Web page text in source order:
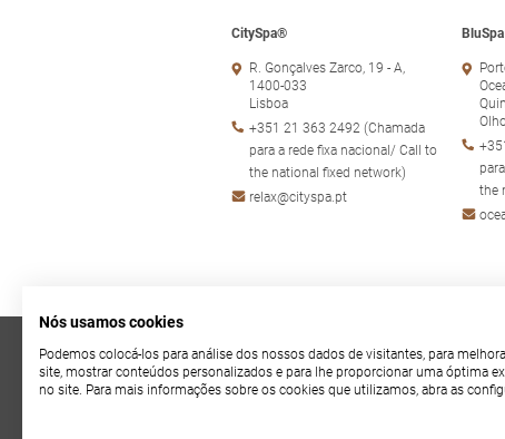
CitySpa®
R. Gonçalves Zarco, 19 - A,
1400-033
Lisboa
+351 21 363 2492 (Chamada
para a rede fixa nacional/ Call to
the national fixed network)
relax@cityspa.pt
the
Política de Privacidade
Nós usamos cookies
Podemos colocá-los para análise dos nossos dados de visitantes, para
site, mostrar conteúdos personalizados e para lhe proporcionar uma óptima
no site. Para mais informações sobre os cookies que utilizamos, abra as